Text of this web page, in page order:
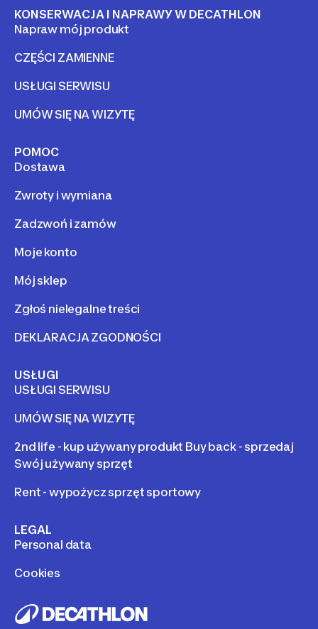
KONSERWACJA I NAPRAWY W DECATHLON
Napraw mój produkt
CZĘŚCI ZAMIENNE
USŁUGI SERWISU
UMÓW SIĘ NA WIZYTĘ
POMOC
Dostawa
Zwroty i wymiana
Zadzwoń i zamów
Moje konto
Mój sklep
Zgłoś nielegalne treści
DEKLARACJA ZGODNOŚCI
USŁUGI
USŁUGI SERWISU
UMÓW SIĘ NA WIZYTĘ
2nd life - kup używany produkt Buy back - sprzedaj
Swój używany sprzęt
Rent - wypożycz sprzęt sportowy
LEGAL
Personal data
Cookies